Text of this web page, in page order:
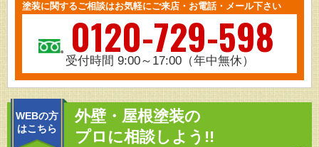
塗装に関するご相談はお気軽にご来店・お電話・メール下さい
0120-729-598
受付時間 9:00～17:00（年中無休）
WEBの方
はこちら
外壁・屋根塗装の
プロに相談しよう!!